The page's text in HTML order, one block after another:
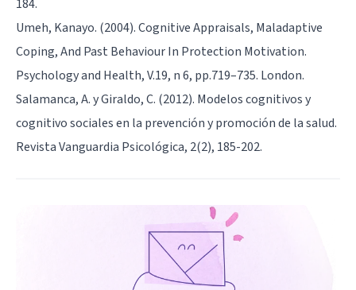
184.
Umeh, Kanayo. (2004). Cognitive Appraisals, Maladaptive
Coping, And Past Behaviour In Protection Motivation.
Psychology and Health, V.19, n 6, pp.719–735. London.
Salamanca, A. y Giraldo, C. (2012). Modelos cognitivos y
cognitivo sociales en la prevención y promoción de la salud.
Revista Vanguardia Psicológica, 2(2), 185-202.